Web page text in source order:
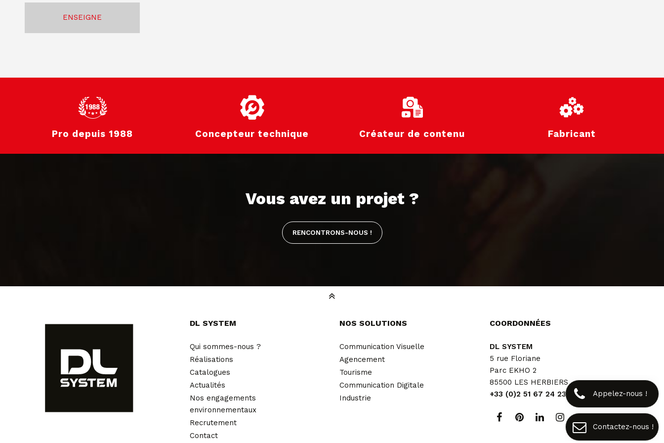
ENSEIGNE
Pro depuis 1988 Concepteur technique Créateur de contenu Fabricant
Vous avez un projet ?
RENCONTRONS-NOUS !
DL SYSTEM
Qui sommes-nous ?
Réalisations
Catalogues
Actualités
Nos engagements
environnementaux
Recrutement
Contact
NOS SOLUTIONS
Communication Visuelle
Agencement
Tourisme
Communication Digitale
Industrie
COORDONNÉES
DL SYSTEM
5 rue Floriane
Parc EKHO 2
85500 LES HERBIERS
+33 (0)2 51 67 24 23
Appelez-nous !
Contactez-nous !